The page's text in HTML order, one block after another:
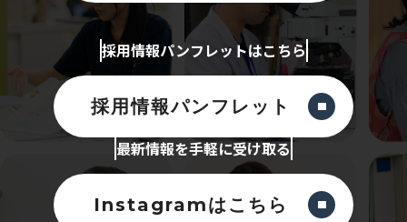
採用情報パンフレットはこちら
採用情報パンフレット
最新情報を手軽に受け取る
Instagramはこちら